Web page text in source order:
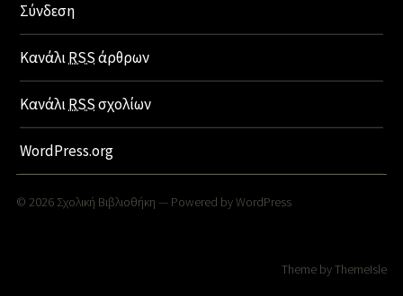
Σύνδεση
ΚανάλιRSSάρθρων
ΚανάλιRSSσχολίων
WordPress.org
© 2026 Σχολική Βιβλιοθήκη — Powered byWordPress
Theme byThemeIsle